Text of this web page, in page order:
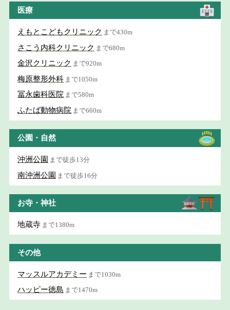
医療
えもとこどもクリニック まで430m
さこう内科クリニック まで680m
金沢クリニック まで920m
梅原整形外科 まで1050m
冨永歯科医院 まで580m
ふたば動物病院 まで660m
公園・自然
沖洲公園 まで徒歩13分
南沖洲公園 まで徒歩16分
お寺・神社
地蔵寺 まで1380m
その他
マッスルアカデミー まで1030m
ハッピー徳島 まで1470m